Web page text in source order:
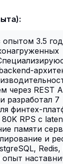
опытом 3.5
через REST
разработал 7
финтех-
RPS с
памяти
и
Redis,